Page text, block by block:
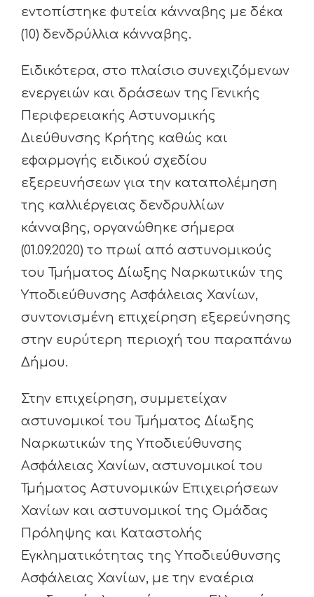
εντοπίστηκε φυτεία κάνναβης με δέκα
(10) δενδρύλλια κάνναβης.
Ειδικότερα, στο πλαίσιο συνεχιζόμενων
ενεργειών και δράσεων της Γενικής
Περιφερειακής Αστυνομικής
Διεύθυνσης Κρήτης καθώς και
εφαρμογής ειδικού σχεδίου
εξερευνήσεων για την καταπολέμηση
της καλλιέργειας δενδρυλλίων
κάνναβης, οργανώθηκε σήμερα
(01.09.2020) το πρωί από αστυνομικούς
του Τμήματος Δίωξης Ναρκωτικών της
Υποδιεύθυνσης Ασφάλειας Χανίων,
συντονισμένη επιχείρηση εξερεύνησης
στην ευρύτερη περιοχή του παραπάνω
Δήμου.
Στην επιχείρηση, συμμετείχαν
αστυνομικοί του Τμήματος Δίωξης
Ναρκωτικών της Υποδιεύθυνσης
Ασφάλειας Χανίων, αστυνομικοί του
Τμήματος Αστυνομικών Επιχειρήσεων
Χανίων και αστυνομικοί της Ομάδας
Πρόληψης και Καταστολής
Εγκληματικότητας της Υποδιεύθυνσης
Ασφάλειας Χανίων, με την εναέρια